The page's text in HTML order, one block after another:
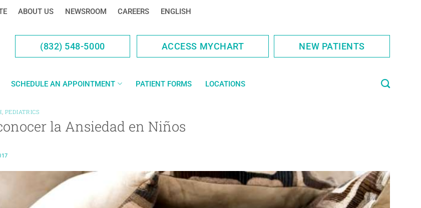
ABOUT US NEWSROOM CAREERS ENGLISH
(832) 548-5000 ACCESS MYCHART NEW PATIENTS
SCHEDULE AN APPOINTMENT PATIENT FORMS LOCATIONS
, PEDIATRICS
la Ansiedad en Niños